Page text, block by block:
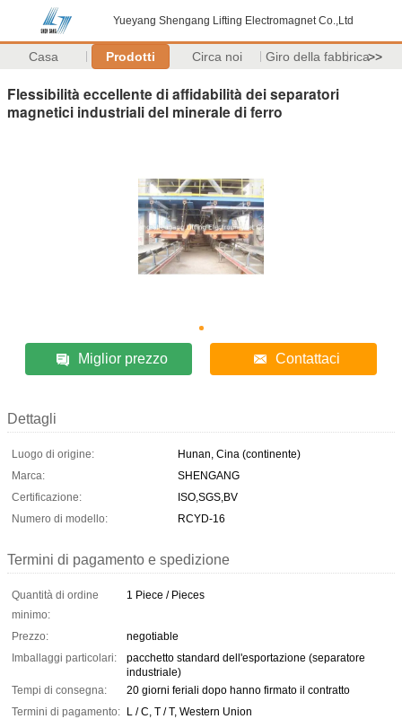
Yueyang Shengang Lifting Electromagnet Co.,Ltd
Casa Prodotti Circa noi Giro della fabbrica>>
Flessibilità eccellente di affidabilità dei separatori
magnetici industriali del minerale di ferro
Miglior prezzo Contattaci
Dettagli
Luogo di origine:
Hunan, Cina (continente)
Marca:
SHENGANG
Certificazione:
ISO,SGS,BV
Numero di modello:
RCYD-16
Termini di pagamento e spedizione
Quantità di ordine
minimo:
1 Piece / Pieces
Prezzo:
negotiable
Imballaggi particolari:
pacchetto standard dell'esportazione (separatore
industriale)
Tempi di consegna:
20 giorni feriali dopo hanno firmato il contratto
Termini di pagamento: L / C, T / T, Western Union